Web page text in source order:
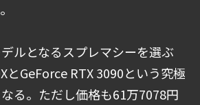
ルとなるスプレマシーを選ぶ
とGeForce RTX 3090という究極
る。ただし価格も61万7078円